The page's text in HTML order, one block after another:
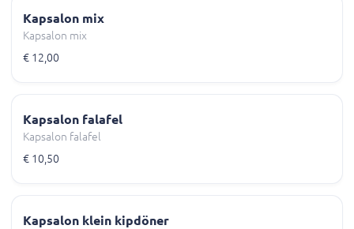
Kapsalon mix
Kapsalon mix
€ 12,00
Kapsalon falafel
Kapsalon falafel
€ 10,50
Kapsalon klein kipdöner